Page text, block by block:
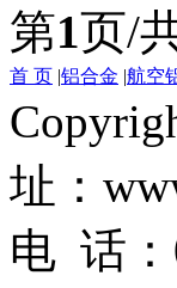
第1页/
首 页 |铝合金 |航空
址：
电 话